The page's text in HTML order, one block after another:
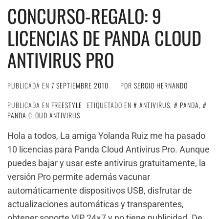
CONCURSO-REGALO: 9
LICENCIAS DE PANDA CLOUD
ANTIVIRUS PRO
PUBLICADA EN 7 SEPTIEMBRE 2010 POR SERGIO HERNANDO
PUBLICADA EN FREESTYLE ETIQUETADO EN ANTIVIRUS, PANDA,
PANDA CLOUD ANTIVIRUS
Hola a todos, La amiga Yolanda Ruiz me ha pasado
10 licencias para Panda Cloud Antivirus Pro. Aunque
puedes bajar y usar este antivirus gratuitamente, la
versión Pro permite además vacunar
automáticamente dispositivos USB, disfrutar de
actualizaciones automáticas y transparentes,